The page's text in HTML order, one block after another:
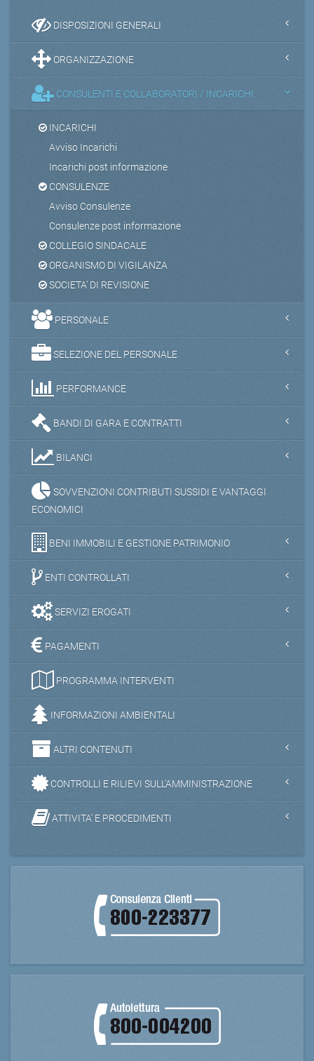
DISPOSIZIONI GENERALI
ORGANIZZAZIONE
CONSULENTI E COLLABORATORI / INCARICHI
INCARICHI
Avviso Incarichi
Incarichi post informazione
CONSULENZE
Avviso Consulenze
Consulenze post informazione
COLLEGIO SINDACALE
ORGANISMO DI VIGILANZA
SOCIETA' DI REVISIONE
PERSONALE
SELEZIONE DEL PERSONALE
PERFORMANCE
BANDI DI GARA E CONTRATTI
BILANCI
SOVVENZIONI CONTRIBUTI SUSSIDI E VANTAGGI
ECONOMICI
BENI IMMOBILI E GESTIONE PATRIMONIO
ENTI CONTROLLATI
SERVIZI EROGATI
PAGAMENTI
PROGRAMMA INTERVENTI
INFORMAZIONI AMBIENTALI
ALTRI CONTENUTI
CONTROLLI E RILIEVI SULL'AMMINISTRAZIONE
ATTIVITA' E PROCEDIMENTI